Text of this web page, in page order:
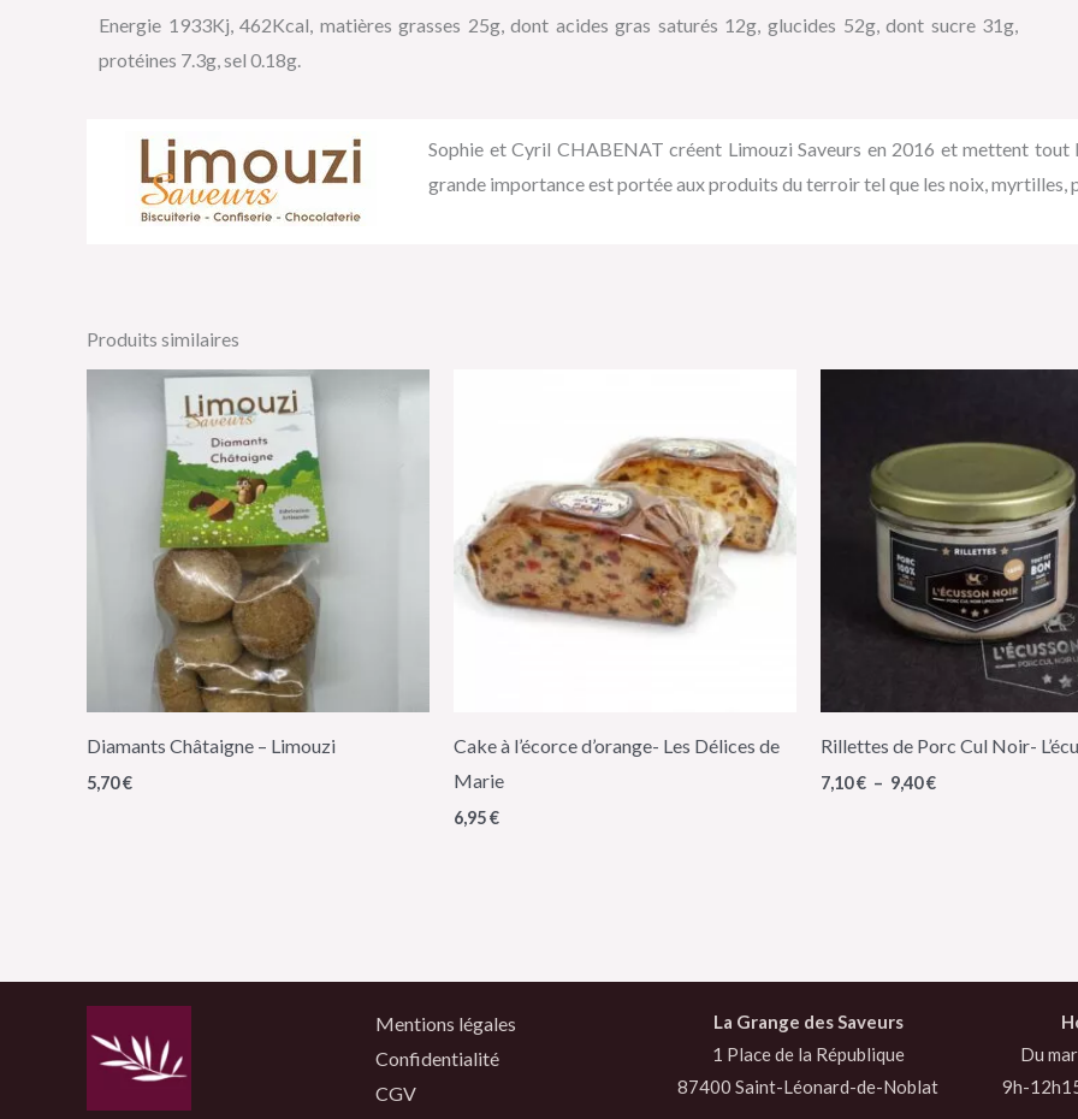
Energie 1933Kj, 462Kcal, matières grasses 25g, dont acides gras saturés 12g, glucides 52g, dont sucre 31g,
protéines 7.3g, sel 0.18g.
Sophie et Cyril CHABENAT créent Limouzi Saveurs en 2016 et mettent
grande importance est portée aux produits du terroir tel que les noix, myrtilles,
Produits similaires
Diamants Châtaigne – Limouzi
5,70€
Cake à l’écorce d’orange- Les Délices de
Marie
6,95€
Rillettes de Porc Cul Noir-
7,10€ – 9,40€
7,10 €
Mentions légales
Confidentialité
CGV
La Grange des Saveurs
1 Place de la République
87400 Saint-Léonard-de-Noblat
Du
9h-